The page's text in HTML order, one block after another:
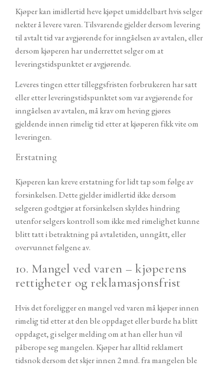
Kjøper kan imidlertid heve kjøpet umiddelbart hvis selger
nekter å levere varen. Tilsvarende gjelder dersom levering
til avtalt tid var avgjørende for inngåelsen av avtalen, eller
dersom kjøperen har underrettet selger om at
leveringstidspunktet er avgjørende.
Leveres tingen etter tilleggsfristen forbrukeren har satt
eller etter leveringstidspunktet som var avgjørende for
inngåelsen av avtalen, må krav om heving gjøres
gjeldende innen rimelig tid etter at kjøperen fikk vite om
leveringen.
Erstatning
Kjøperen kan kreve erstatning for lidt tap som følge av
forsinkelsen. Dette gjelder imidlertid ikke dersom
selgeren godtgjør at forsinkelsen skyldes hindring
utenfor selgers kontroll som ikke med rimelighet kunne
blitt tatt i betraktning på avtaletiden, unngått, eller
overvunnet følgene av.
10. Mangel ved varen – kjøperens
rettigheter og reklamasjonsfrist
Hvis det foreligger en mangel ved varen må kjøper innen
rimelig tid etter at den ble oppdaget eller burde ha blitt
oppdaget, gi selger melding om at han eller hun vil
påberope seg mangelen. Kjøper har alltid reklamert
tidsnok dersom det skjer innen 2 mnd. fra mangelen ble